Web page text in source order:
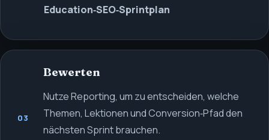
Education‑SEO‑Sprintplan
03
Bewerten
Nutze Reporting, um zu entscheiden, welche
Themen, Lektionen und Conversion‑Pfad den
nächsten Sprint brauchen.